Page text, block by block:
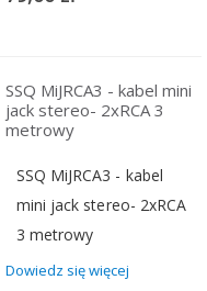
SSQ MiJRCA3 - kabel mini
jack stereo- 2xRCA 3
metrowy
SSQ MiJRCA3 - kabel
mini jack stereo- 2xRCA
3 metrowy
Dowiedz się więcej